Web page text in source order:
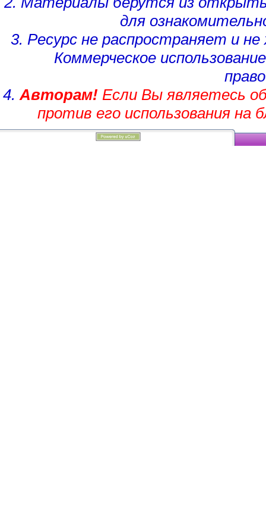
для
3. Ресурс не распространяет и
Коммерческое
4. Авторам!Если Вы являетесь
против его использования на